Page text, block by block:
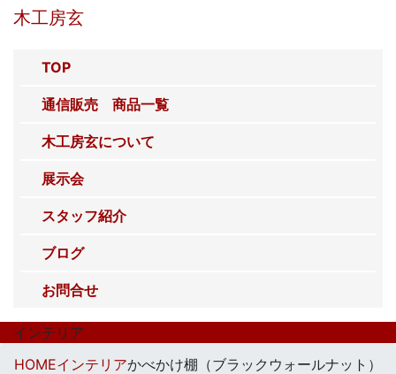
木工房玄
TOP
通信販売 商品一覧
木工房玄について
展示会
スタッフ紹介
ブログ
お問合せ
インテリア
HOMEインテリアかべかけ棚（ブラックウォールナット）